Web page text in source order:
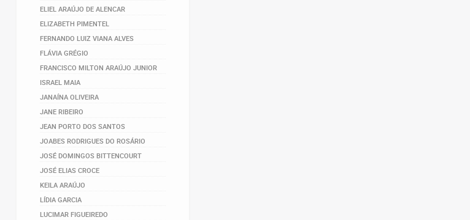
ELIEL ARAÚJO DE ALENCAR
ELIZABETH PIMENTEL
FERNANDO LUIZ VIANA ALVES
FLÁVIA GRÉGIO
FRANCISCO MILTON ARAÚJO JUNIOR
ISRAEL MAIA
JANAÍNA OLIVEIRA
JANE RIBEIRO
JEAN PORTO DOS SANTOS
JOABES RODRIGUES DO ROSÁRIO
JOSÉ DOMINGOS BITTENCOURT
JOSÉ ELIAS CROCE
KEILA ARAÚJO
LÍDIA GARCIA
LUCIMAR FIGUEIREDO